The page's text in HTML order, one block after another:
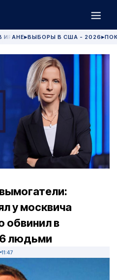
ИРАНЕ▶ВЫБОРЫ В США - 2026 ▶
у москвича
обвинил в
людьми
11:47